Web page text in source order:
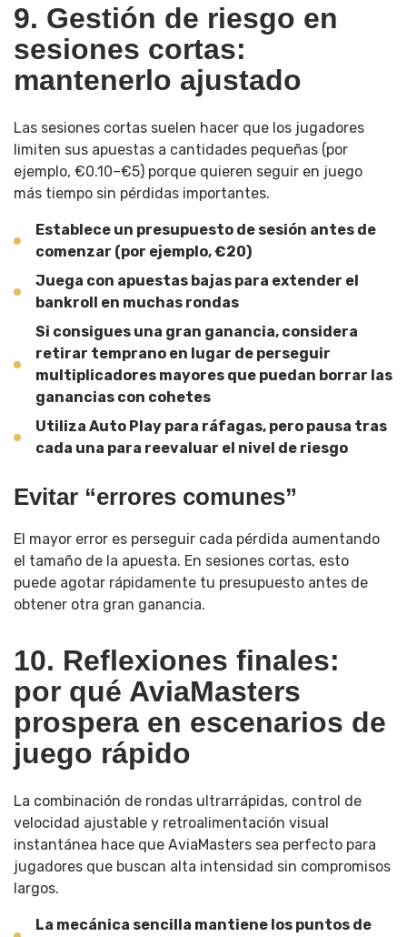
9. Gestión de riesgo en
sesiones cortas:
mantenerlo ajustado
Las sesiones cortas suelen hacer que los jugadores
limiten sus apuestas a cantidades pequeñas (por
ejemplo, €0.10–€5) porque quieren seguir en juego
más tiempo sin pérdidas importantes.
Establece un presupuesto de sesión antes de
comenzar (por ejemplo, €20)
Juega con apuestas bajas para extender el
bankroll en muchas rondas
Si consigues una gran ganancia, considera
retirar temprano en lugar de perseguir
multiplicadores mayores que puedan borrar las
ganancias con cohetes
Utiliza Auto Play para ráfagas, pero pausa tras
cada una para reevaluar el nivel de riesgo
Evitar “errores comunes”
El mayor error es perseguir cada pérdida aumentando
el tamaño de la apuesta. En sesiones cortas, esto
puede agotar rápidamente tu presupuesto antes de
obtener otra gran ganancia.
10. Reflexiones finales:
por qué AviaMasters
prospera en escenarios de
juego rápido
La combinación de rondas ultrarrápidas, control de
velocidad ajustable y retroalimentación visual
instantánea hace que AviaMasters sea perfecto para
jugadores que buscan alta intensidad sin compromisos
largos.
La mecánica sencilla mantiene los puntos de